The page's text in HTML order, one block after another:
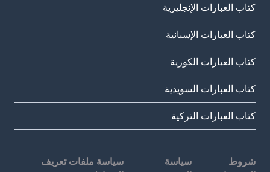
كتاب العبارات الإنجليزية
كتاب العبارات الإسبانية
كتاب العبارات الكورية
كتاب العبارات السويدية
كتاب العبارات التركية
شروط
سياسة
سياسة ملفات تعريف